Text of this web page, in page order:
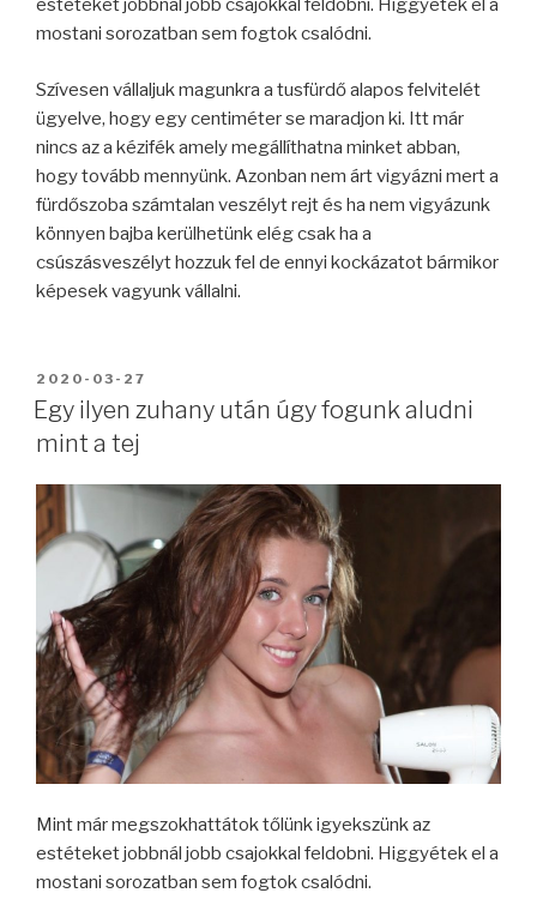
estéteket jobbnál jobb csajokkal feldobni. Higgyétek el a
mostani sorozatban sem fogtok csalódni.
Szívesen vállaljuk magunkra a tusfürdő alapos felvitelét
ügyelve, hogy egy centiméter se maradjon ki. Itt már
nincs az a kézifék amely megállíthatna minket abban,
hogy tovább mennyünk. Azonban nem árt vigyázni mert a
fürdőszoba számtalan veszélyt rejt és ha nem vigyázunk
könnyen bajba kerülhetünk elég csak ha a
csúszásveszélyt hozzuk fel de ennyi kockázatot bármikor
képesek vagyunk vállalni.
BEKÜLDVE:
2020-03-27
Egy ilyen zuhany után úgy fogunk aludni
mint a tej
Mint már megszokhattátok tőlünk igyekszünk az
estéteket jobbnál jobb csajokkal feldobni. Higgyétek el a
mostani sorozatban sem fogtok csalódni.